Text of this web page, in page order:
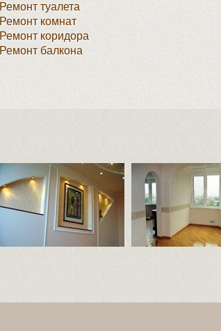
Ремонт туалета
Ремонт комнат
Ремонт коридора
Ремонт балкона